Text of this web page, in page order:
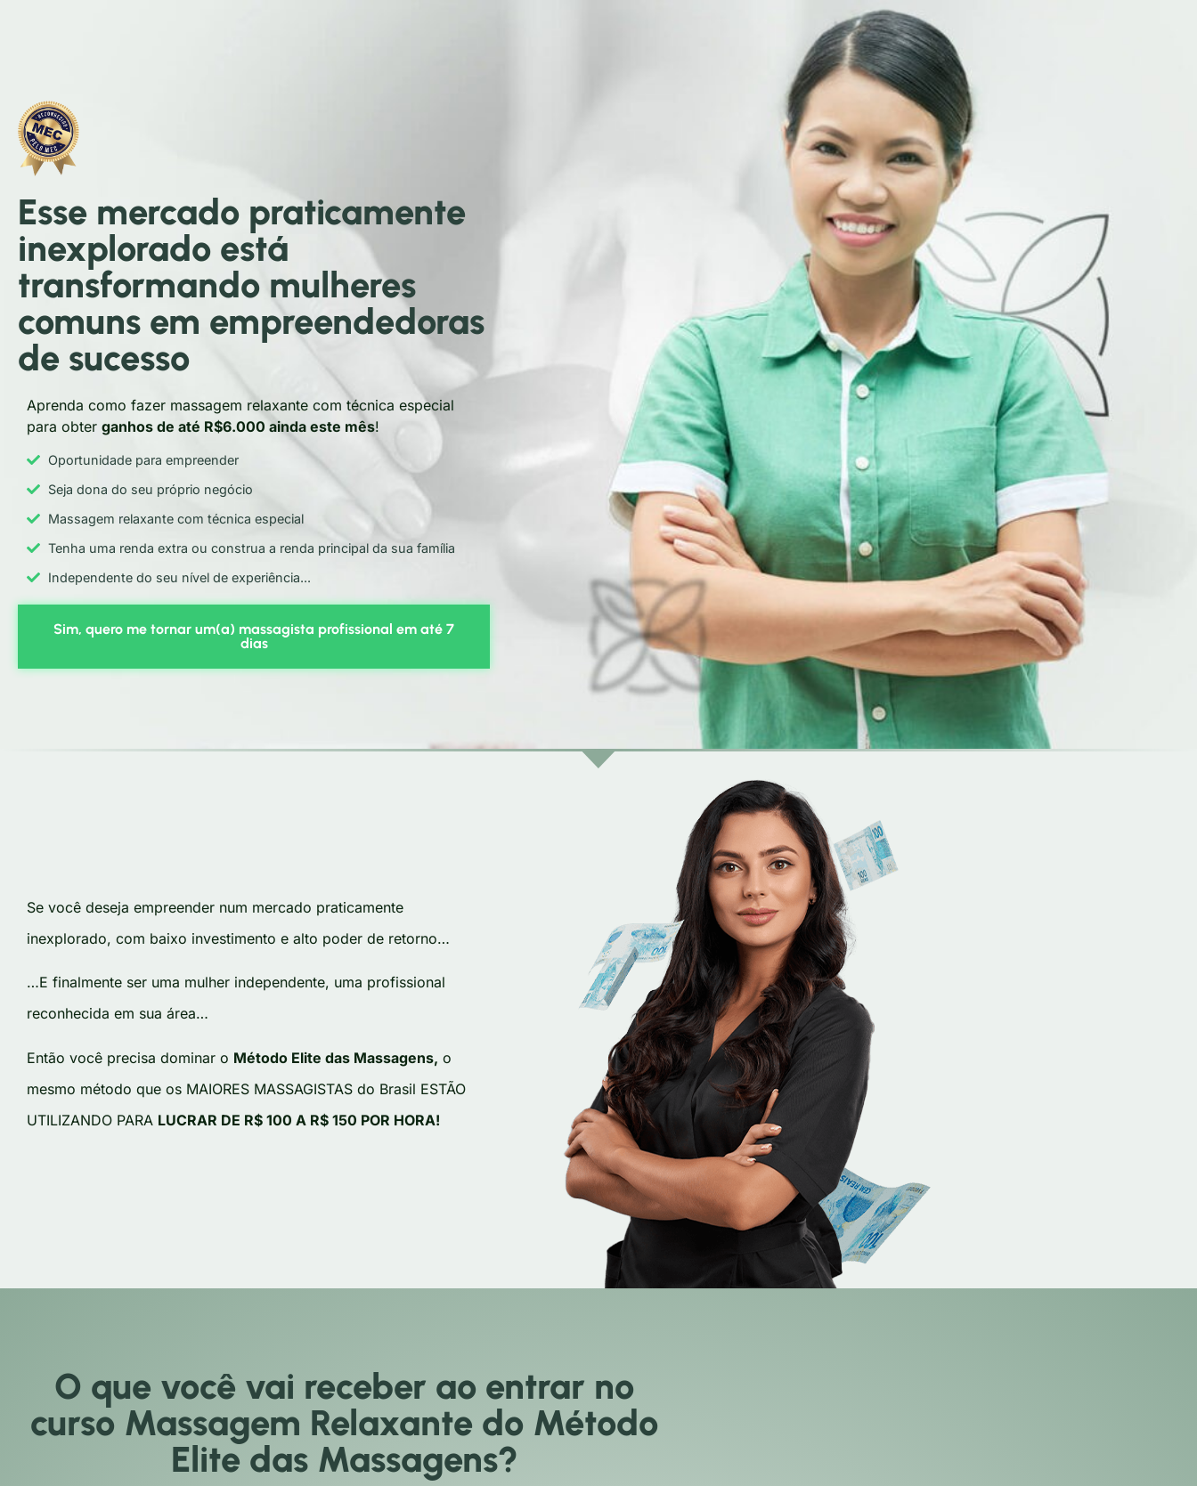
Esse mercado praticamente
inexplorado está
transformando mulheres
comuns em empreendedoras
de sucesso
Aprenda como fazer massagem relaxante com técnica especial
para obter ganhos de até R$6.000 ainda este mês!
Oportunidade para empreender
Seja dona do seu próprio negócio
Massagem relaxante com técnica especial
Tenha uma renda extra ou construa a renda principal da sua família
Independente do seu nível de experiência...
Sim, quero me tornar um(a) massagista profissional em até 7
dias
Se você deseja empreender num mercado praticamente
inexplorado, com baixo investimento e alto poder de retorno…
…E finalmente ser uma mulher independente, uma profissional
reconhecida em sua área…
Então você precisa dominar o Método Elite das Massagens, o
mesmo método que os MAIORES MASSAGISTAS do Brasil ESTÃO
UTILIZANDO PARA LUCRAR DE R$ 100 A R$ 150 POR HORA!
O que você vai receber ao entrar no
curso Massagem Relaxante do Método
Elite das Massagens?